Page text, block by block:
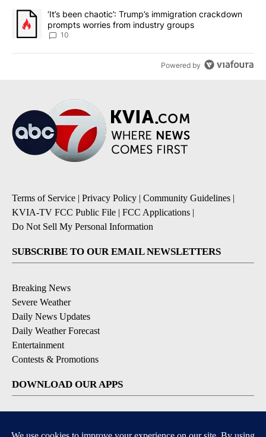
A trending article titled "‘It’s been chaotic’: Trump’s
‘It’s been chaotic’: Trump’s immigration crackdown
prompts worries from industry groups
10
Powered by
Terms of Service | Privacy Policy | Community Guidelines |
KVIA-TV FCC Public File | FCC Applications |
Do Not Sell My Personal Information
SUBSCRIBE TO OUR EMAIL NEWSLETTERS
Breaking News
Severe Weather
Daily News Updates
Daily Weather Forecast
Entertainment
Contests & Promotions
DOWNLOAD OUR APPS